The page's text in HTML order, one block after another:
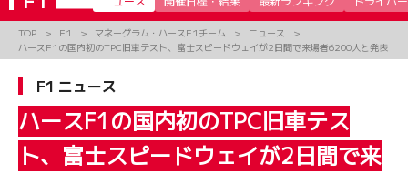
ス
キ
プ
TOP F1 マネーグラム・ハースF1チーム
ニュース
ハースF1の国内初のTPC旧車テスト、富士スピードウェイが2日間で来場者6200人と発表
F1 ニュース
ハースF1の国内初のTPC旧車テス
ト、富士スピードウェイが2日間で来